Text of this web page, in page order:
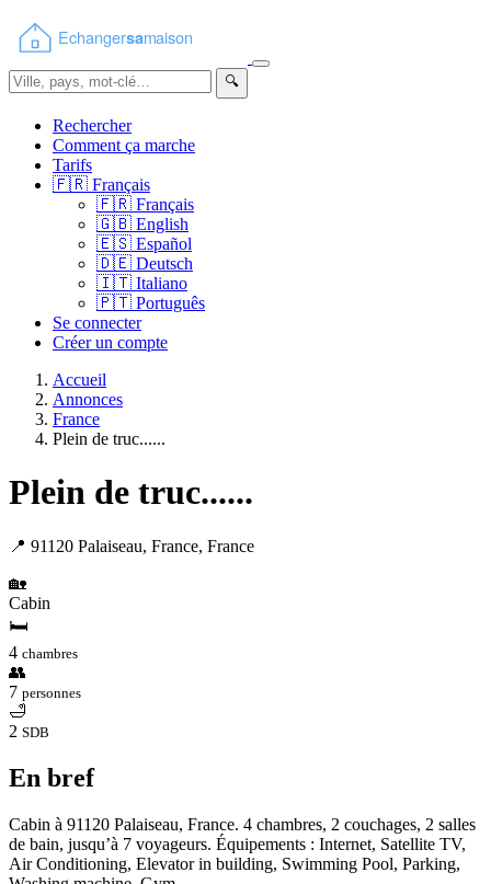
🔍
Rechercher
Comment ça marche
Tarifs
🇫🇷 Français
🇫🇷 Français
🇬🇧 English
🇪🇸 Español
🇩🇪 Deutsch
🇮🇹 Italiano
🇵🇹 Português
Se connecter
Créer un compte
Accueil
Annonces
France
Plein de truc......
Plein de truc......
📍 91120 Palaiseau, France, France
🏡
Cabin
🛏
4 chambres
👥
7 personnes
🛁
2 SDB
En bref
Cabin à 91120 Palaiseau, France. 4 chambres, 2 couchages, 2 salles
de bain, jusqu’à 7 voyageurs. Équipements : Internet, Satellite TV,
Air Conditioning, Elevator in building, Swimming Pool, Parking,